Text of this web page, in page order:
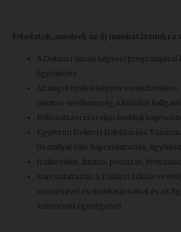
Feladatok, amelyek az új munkatársunkra
A Doktori iskola képzési programjával
ügyintézés
Az angol nyelvű képzés
mentor-tevékenység a külföldi
Fokozatszerzési eljárásokkal
Egyetemi Doktori Habilitációs
Osztállyal való kapcsolattartás,
Iratkezelés, iktatás, postázás,
Kapcsolattartás a Doktori Iskola
vezetésével és munkatársaival és az
szervezeti egységeivel